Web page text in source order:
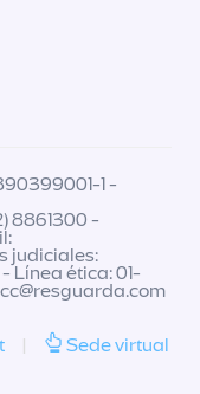
1 -
8861300 -
judiciales:
- Línea ética: 01-
| Sede virtual